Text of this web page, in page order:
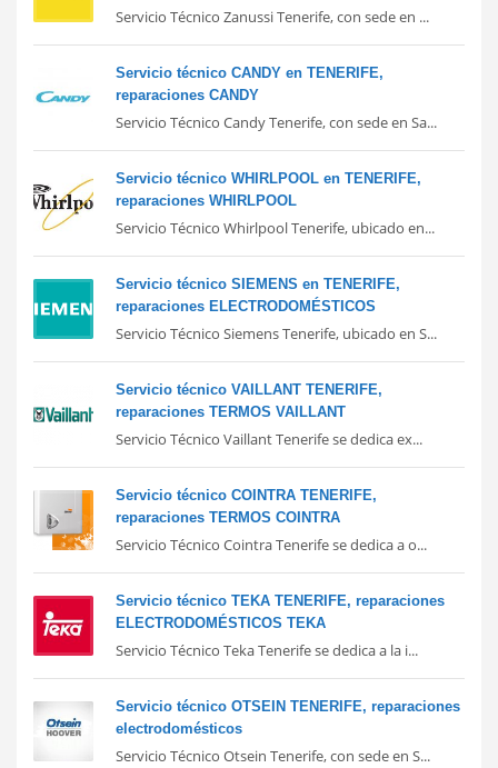
Servicio Técnico Zanussi Tenerife, con sede en ...
Servicio técnico CANDY en TENERIFE,
reparaciones CANDY
Servicio Técnico Candy Tenerife, con sede en Sa...
Servicio técnico WHIRLPOOL en TENERIFE,
reparaciones WHIRLPOOL
Servicio Técnico Whirlpool Tenerife, ubicado en...
Servicio técnico SIEMENS en TENERIFE,
reparaciones ELECTRODOMÉSTICOS
Servicio Técnico Siemens Tenerife, ubicado en S...
Servicio técnico VAILLANT TENERIFE,
reparaciones TERMOS VAILLANT
Servicio Técnico Vaillant Tenerife se dedica ex...
Servicio técnico COINTRA TENERIFE,
reparaciones TERMOS COINTRA
Servicio Técnico Cointra Tenerife se dedica a o...
Servicio técnico TEKA TENERIFE, reparaciones
ELECTRODOMÉSTICOS TEKA
Servicio Técnico Teka Tenerife se dedica a la i...
Servicio técnico OTSEIN TENERIFE, reparaciones
electrodomésticos
Servicio Técnico Otsein Tenerife, con sede en S...